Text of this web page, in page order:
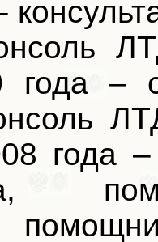
года –
года